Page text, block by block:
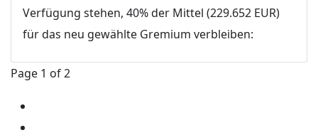
Verfügung stehen, 40% der Mittel (229.652 EUR)
für das neu gewählte Gremium verbleiben:
Page 1 of 2